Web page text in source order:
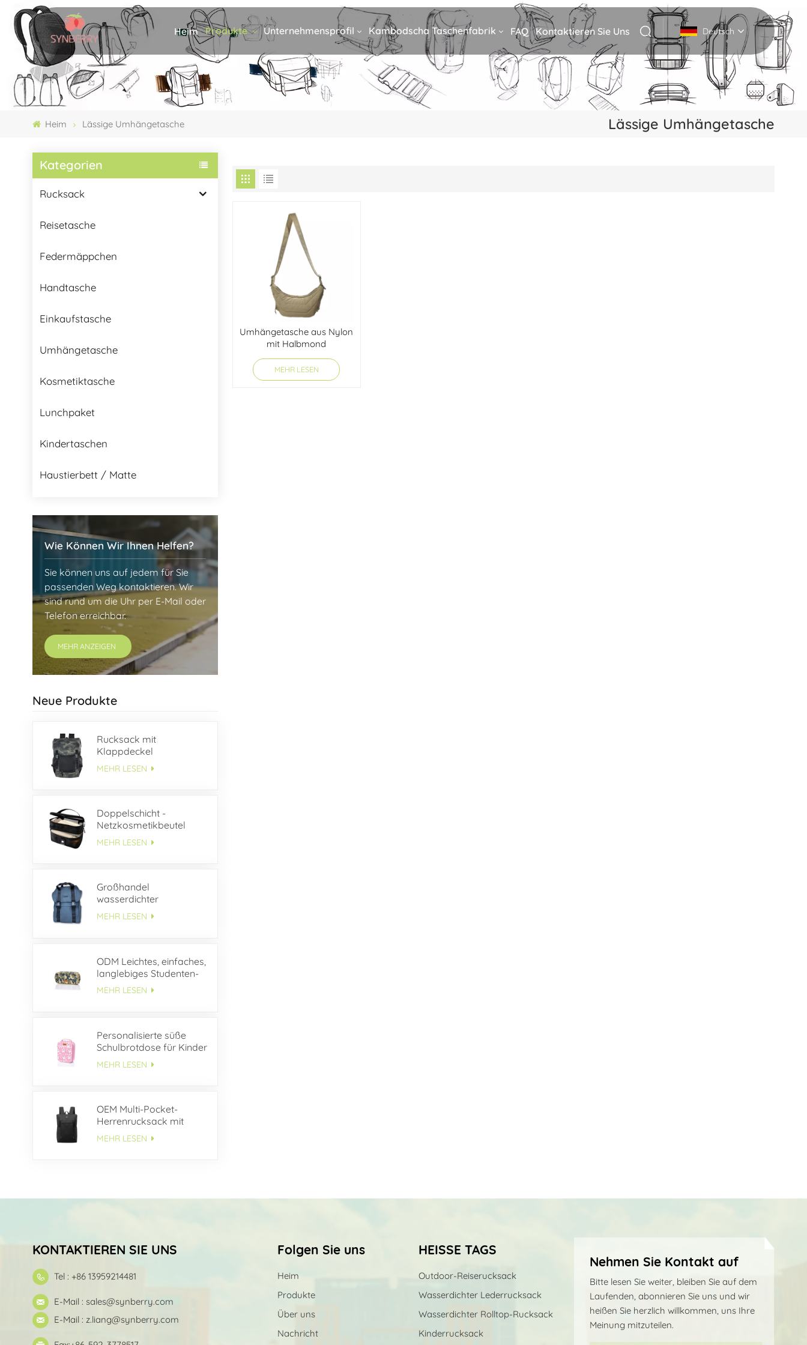
Heim Produkte Unternehmensprofil Kambodscha Taschenfabrik FAQ Kontaktieren Sie Uns Deutsch
English
Deutsch
Italiano
Heim Lässige Umhängetasche Lässige Umhängetasche
Kategorien
Rucksack
Reisetasche
Federmäppchen
Handtasche
Einkaufstasche
Umhängetasche
Kosmetiktasche
Lunchpaket
Kindertaschen
Haustierbett / Matte
Wie Können Wir Ihnen Helfen?
Sie können uns auf jedem für Sie
passenden Weg kontaktieren. Wir
sind rund um die Uhr per E-Mail oder
Telefon erreichbar.
MEHR ANZEIGEN
Neue Produkte
Rucksack mit
Klappdeckel
MEHR LESEN
Doppelschicht -
Netzkosmetikbeutel
MEHR LESEN
Großhandel
wasserdichter
Lederrucksack mit
Schnallenklappe
MEHR LESEN
ODM Leichtes, einfaches,
langlebiges Studenten-
Federmäppchen aus
Segeltuch
MEHR LESEN
Personalisierte süße
Schulbrotdose für Kinder
MEHR LESEN
OEM Multi-Pocket-
Herrenrucksack mit
großem
Fassungsvermögen
MEHR LESEN
Umhängetasche aus Nylon
mit Halbmond
MEHR LESEN
KONTAKTIEREN SIE UNS
Tel : +86 13959214481
E-Mail : sales@synberry.com
E-Mail : z.liang@synberry.com
Folgen Sie uns
Heim
Produkte
Über uns
Nachricht
HEISSE TAGS
Outdoor-Reiserucksack
Wasserdichter Lederrucksack
Wasserdichter Rolltop-Rucksack
Kinderrucksack
Nehmen Sie Kontakt auf
Bitte lesen Sie weiter, bleiben Sie auf dem
Laufenden, abonnieren Sie uns und wir
heißen Sie herzlich willkommen, uns Ihre
Meinung mitzuteilen.